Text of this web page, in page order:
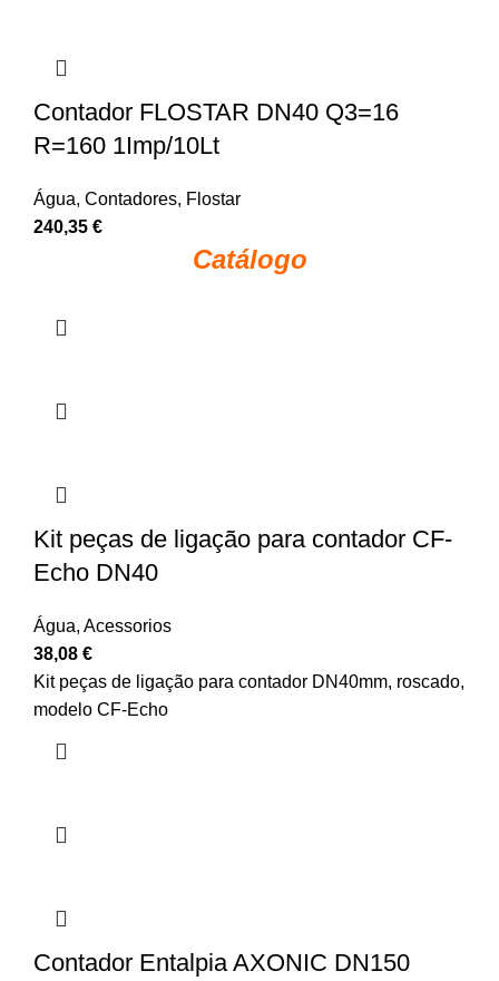
Contador FLOSTAR DN40 Q3=16
R=160 1Imp/10Lt
Água, Contadores, Flostar
240,35 €
Catálogo
Kit peças de ligação para contador CF-
Echo DN40
Água, Acessorios
38,08 €
Kit peças de ligação para contador DN40mm, roscado,
modelo CF-Echo
Contador Entalpia AXONIC DN150